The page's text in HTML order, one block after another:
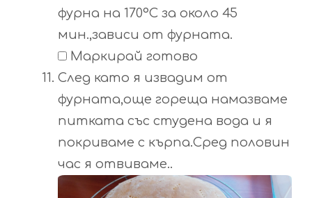
фурна на 170°С за около 45
мин.,зависи от фурната.
Маркирай готово
След като я извадим от
фурната,още гореща намазваме
питката със студена вода и я
покриваме с кърпа.Сред половин
час я отвиваме..